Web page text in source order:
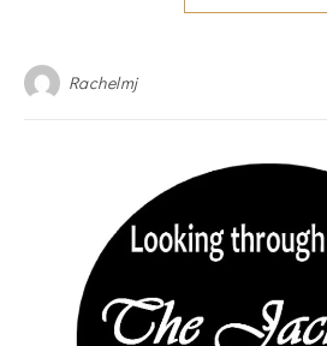
Rachelmj